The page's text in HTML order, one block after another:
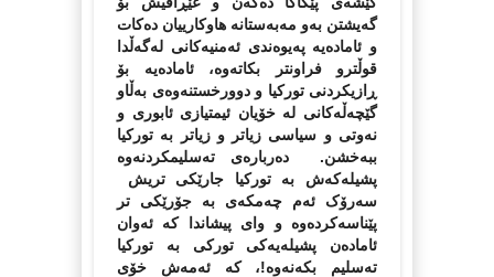
گه‌یشتن به‌و مه‌به‌ستانه‌ هاوکارییان ده‌کات
و ئاماده‌یه‌ په‌یوه‌ندی ئه‌منیه‌کانی له‌گه‌ڵدا
قوڵترو فراونتر بکاته‌وه‌، ئاماده‌یه‌ بۆ
ڕازیکردنی تورکیا و دوورخستنه‌وه‌ی به‌ڵاو
گێچه‌ڵه‌کانی له‌ خۆیان ئیمتیازی ئابوری و
نه‌وتی و سیاسی زیاتر و زیاتر به‌ تورکیا
ببه‌خشن. ده‌رباره‌ی ته‌سلیمکردنه‌وه‌
پشیله‌که‌ش به‌ تورکیا جارێکی تریش
سه‌رۆک ئه‌م چه‌مکه‌ی به‌ جۆرێکی تر
پێناسه‌کر‌ده‌وه‌ و وای پیشاندا که‌ ئه‌وان
ئاماده‌ن پشیله‌یه‌کی تورکی به‌ تورکیا
ته‌سلیم بکه‌نه‌وه‌!، که‌ ئه‌مه‌ش خۆی